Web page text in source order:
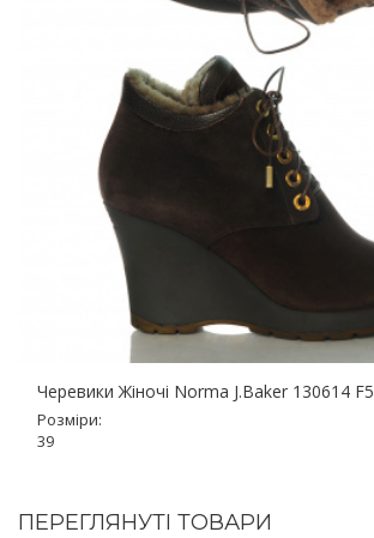
Черевики Жіночі Norma J.Baker 130614 F5
Розміри:
39
ПЕРЕГЛЯНУТІ ТОВАРИ